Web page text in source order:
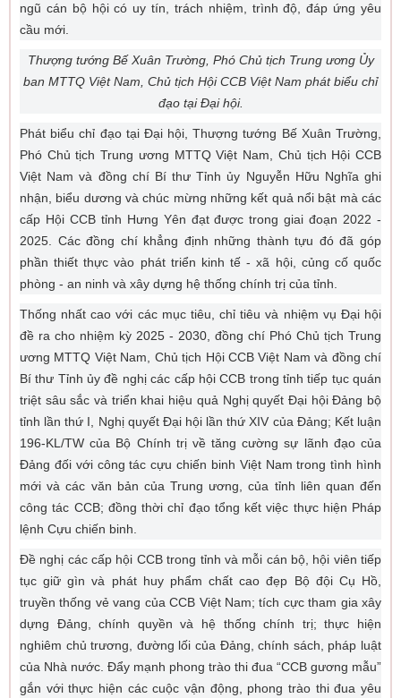
ngũ cán bộ hội có uy tín, trách nhiệm, trình độ, đáp ứng yêu
cầu mới.
Thượng tướng Bế Xuân Trường, Phó Chủ tịch Trung ương Ủy
ban MTTQ Việt Nam, Chủ tịch Hội CCB Việt Nam phát biểu chỉ
đạo tại Đại hội.
Phát biểu chỉ đạo tại Đại hội, Thượng tướng Bế Xuân Trường,
Phó Chủ tịch Trung ương MTTQ Việt Nam, Chủ tịch Hội CCB
Việt Nam và đồng chí Bí thư Tỉnh ủy Nguyễn Hữu Nghĩa ghi
nhận, biểu dương và chúc mừng những kết quả nổi bật mà các
cấp Hội CCB tỉnh Hưng Yên đạt được trong giai đoạn 2022 -
2025. Các đồng chí khẳng định những thành tựu đó đã góp
phần thiết thực vào phát triển kinh tế - xã hội, củng cố quốc
phòng - an ninh và xây dựng hệ thống chính trị của tỉnh.
Thống nhất cao với các mục tiêu, chỉ tiêu và nhiệm vụ Đại hội
đề ra cho nhiệm kỳ 2025 - 2030, đồng chí Phó Chủ tịch Trung
ương MTTQ Việt Nam, Chủ tịch Hội CCB Việt Nam và đồng chí
Bí thư Tỉnh ủy đề nghị các cấp hội CCB trong tỉnh tiếp tục quán
triệt sâu sắc và triển khai hiệu quả Nghị quyết Đại hội Đảng bộ
tỉnh lần thứ I, Nghị quyết Đại hội lần thứ XIV của Đảng; Kết luận
196-KL/TW của Bộ Chính trị về tăng cường sự lãnh đạo của
Đảng đối với công tác cựu chiến binh Việt Nam trong tình hình
mới và các văn bản của Trung ương, của tỉnh liên quan đến
công tác CCB; đồng thời chỉ đạo tổng kết việc thực hiện Pháp
lệnh Cựu chiến binh.
Đề nghị các cấp hội CCB trong tỉnh và mỗi cán bộ, hội viên tiếp
tục giữ gìn và phát huy phẩm chất cao đẹp Bộ đội Cụ Hồ,
truyền thống vẻ vang của CCB Việt Nam; tích cực tham gia xây
dựng Đảng, chính quyền và hệ thống chính trị; thực hiện
nghiêm chủ trương, đường lối của Đảng, chính sách, pháp luật
của Nhà nước. Đẩy mạnh phong trào thi đua “CCB gương mẫu”
gắn với thực hiện các cuộc vận động, phong trào thi đua yêu